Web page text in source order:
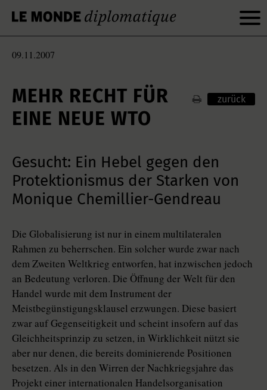
09.11.2007
MEHR RECHT FÜR
EINE NEUE WTO
zurück
Gesucht: Ein Hebel gegen den
Protektionismus der Starken von
Monique Chemillier-Gendreau
Die Globalisierung ist nur in einem multilateralen
Rahmen zu beherrschen. Ein solcher wurde zwar nach
dem Zweiten Weltkrieg entworfen, hat inzwischen jedoch
an Bedeutung verloren. Die Öffnung der Welt für den
Handel wurde mit dem Instrument der
Meistbegünstigungsklausel erzwungen. Diese basiert
zwar auf Gegenseitigkeit und scheint insofern auf das
Gleichheitsprinzip zu setzen, in Wirklichkeit nützt sie
aber nur denen, die bereits dominierende Positionen
besetzen. Als in den Wirren der Nachkriegsjahre das
Projekt einer internationalen Handelsorganisation